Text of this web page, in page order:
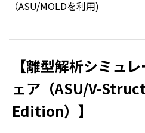
（ASU/MOLDを利用)
【離型解析シミュ
ェア（ASU/V-
Edition）】